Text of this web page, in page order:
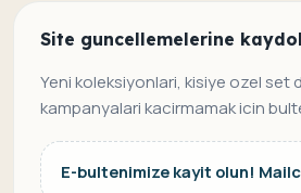
Site guncellemelerine kaydol
Yeni koleksiyonlari, kisiye ozel set
kampanyalari kacirmamak icin
E-bultenimize kayit olun!